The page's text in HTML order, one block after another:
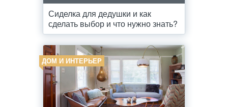
Сиделка для дедушки и как
сделать выбор и что нужно знать?
ДОМ И ИНТЕРЬЕР